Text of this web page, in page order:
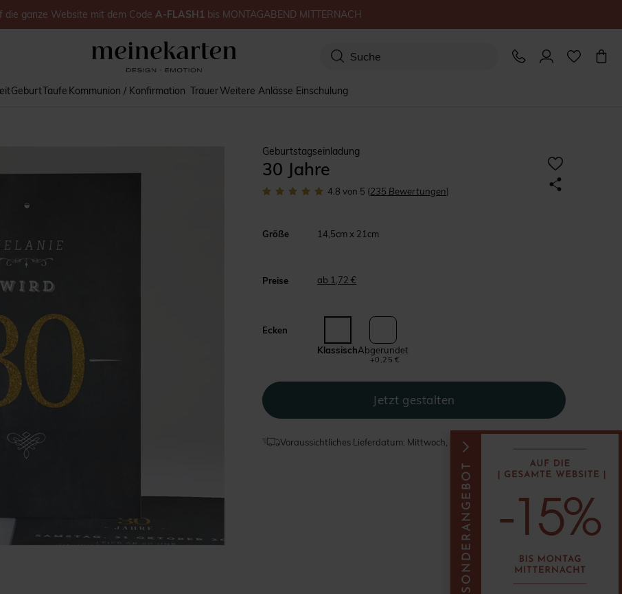
GeburtTaufe Kommunion / Konfirmation TrauerWeitere Anlässe Einschulung
Geburtstagseinladung
30 Jahre
4.8 von 5 (235 Bewertungen)
Größe 14,5cm x 21cm
Preise ab 1,72 €
Ecken
KlassischAbgerundet
+0,25 €
Voraussichtliches Lieferdatum: Mittwoch, 12. - Montag, 17. August
die ganze Website mit dem Code A-FLASH1 bis MONTAGABEND MITTERNACH